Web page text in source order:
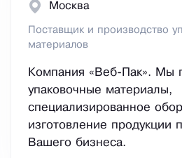
Москва
Поставщик и производство
материалов
Компания «Веб-Пак». Мы
упаковочные материалы,
специализированное
изготовление продукции
Вашего бизнеса.